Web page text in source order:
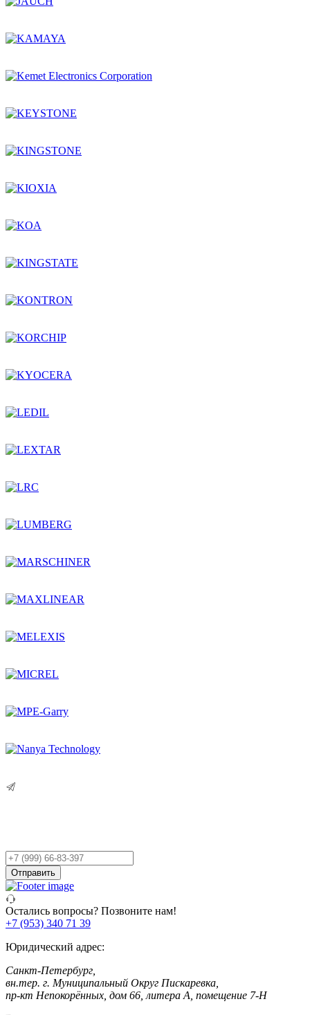
Ваш
телефон
Отправить
Остались вопросы? Позвоните нам!
+7 (953) 340 71 39
Юридический адрес:
Санкт-Петербург,
вн.тер. г. Муниципальный Округ Пискаревка,
пр-кт Непокорённых, дом 66, литера А, помещение 7-Н